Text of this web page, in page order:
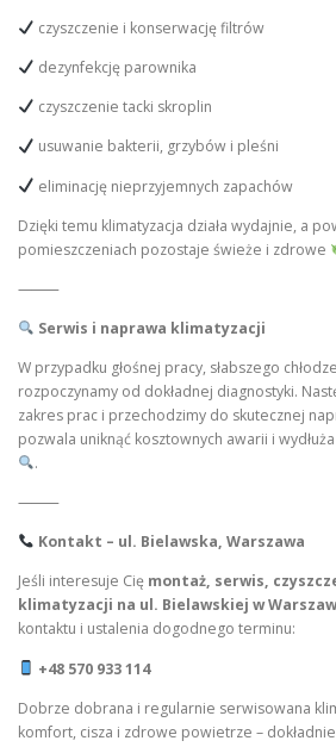
czyszczenie i konserwację filtrów
dezynfekcję parownika
czyszczenie tacki skroplin
usuwanie bakterii, grzybów i pleśni
eliminację nieprzyjemnych zapachów
Dzięki temu klimatyzacja działa wydajnie, a
pomieszczeniach pozostaje świeże i zdrowe
⸻
Serwis i naprawa klimatyzacji
W przypadku głośnej pracy, słabszego
rozpoczynamy od dokładnej diagnostyki.
zakres prac i przechodzimy do skutecznej
pozwala uniknąć kosztownych awarii i
.
⸻
Kontakt – ul. Bielawska, Warszawa
Jeśli interesuje Cię montaż, serwis,
klimatyzacji na ul. Bielawskiej w
kontaktu i ustalenia dogodnego terminu:
+48 570 933 114
Dobrze dobrana i regularnie serwisowana
komfort, cisza i zdrowe powietrze –